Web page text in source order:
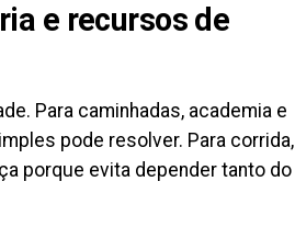
e recursos de
Para caminhadas, academia e
pode resolver. Para corrida,
porque evita depender tanto do